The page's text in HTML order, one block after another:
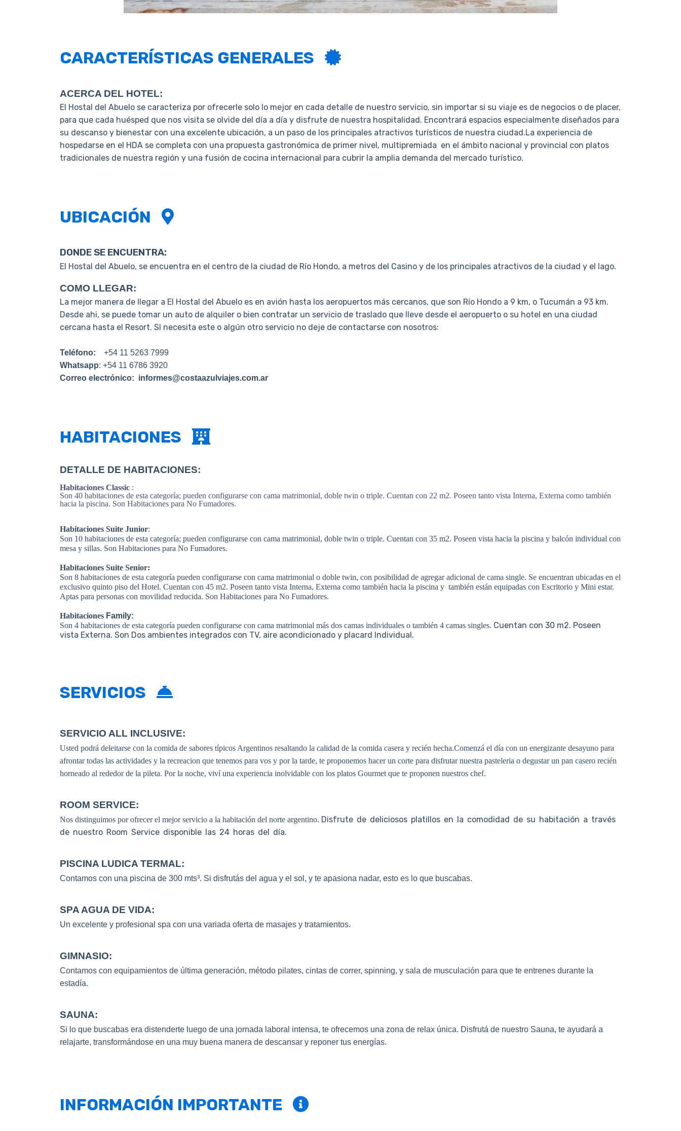
CARACTERÍSTICAS GENERALES
ACERCA DEL HOTEL:
El Hostal del Abuelo se caracteriza por ofrecerle solo lo mejor en cada detalle de nuestro servicio, sin importar si su viaje es de negocios o de placer,
para que cada huésped que nos visita se olvide del día a día y disfrute de nuestra hospitalidad. Encontrará espacios especialmente diseñados para
su descanso y bienestar con una excelente ubicación, a un paso de los principales atractivos turísticos de nuestra ciudad.La experiencia de
hospedarse en el HDA se completa con una propuesta gastronómica de primer nivel, multipremiada en el ámbito nacional y provincial con platos
tradicionales de nuestra región y una fusión de cocina internacional para cubrir la amplia demanda del mercado turístico.
UBICACIÓN
DONDE SE ENCUENTRA:
El Hostal del Abuelo, se encuentra en el centro de la ciudad de Río Hondo, a metros del Casino y de los principales atractivos de la ciudad y el lago.
COMO LLEGAR:
La mejor manera de llegar a El Hostal del Abuelo es en avión hasta los aeropuertos más cercanos, que son Río Hondo a 9 km, o Tucumán a 93 km.
Desde ahi, se puede tomar un auto de alquiler o bien contratar un servicio de traslado que lleve desde el aeropuerto o su hotel en una ciudad
cercana hasta el Resort. SI necesita este o algún otro servicio no deje de contactarse con nosotros:
Teléfono:
+54 11 5263 7999
Whatsapp: +54 11 6786 3920
Correo electrónico: informes@costaazulviajes.com.ar
HABITACIONES
DETALLE DE HABITACIONES:
Habitaciones Classic :
Son 40 habitaciones de esta categoría; pueden configurarse con cama matrimonial, doble twin o triple. Cuentan con 22 m2. Poseen tanto vista Interna, Externa como también
hacia la piscina. Son Habitaciones para No Fumadores.
Habitaciones Suite Junior:
Son 10 habitaciones de esta categoría; pueden configurarse con cama matrimonial, doble twin o triple. Cuentan con 35 m2. Poseen vista hacia la piscina y balcón individual con
mesa y sillas. Son Habitaciones para No Fumadores.
Habitaciones Suite Senior:
Son 8 habitaciones de esta categoría pueden configurarse con cama matrimonial o doble twin, con posibilidad de agregar adicional de cama single. Se encuentran ubicadas en el
exclusivo quinto piso del Hotel. Cuentan con 45 m2. Poseen tanto vista Interna, Externa como también hacia la piscina y también están equipadas con Escritorio y Mini estar.
Aptas para personas con movilidad reducida. Son Habitaciones para No Fumadores.
Habitaciones Family:
Son 4 habitaciones de esta categoría pueden configurarse con cama matrimonial más dos camas individuales o también 4 camas singles. Cuentan con 30 m2. Poseen
vista Externa. Son Dos ambientes integrados con TV, aire acondicionado y placard Individual.
SERVICIOS
SERVICIO ALL INCLUSIVE:
Usted podrá deleitarse con la comida de sabores típicos Argentinos resaltando la calidad de la comida casera y recién hecha.Comenzá el día con un energizante desayuno para
afrontar todas las actividades y la recreacion que tenemos para vos y por la tarde, te proponemos hacer un corte para disfrutar nuestra pasteleria o degustar un pan casero recién
horneado al rededor de la pileta. Por la noche, viví una experiencia inolvidable con los platos Gourmet que te proponen nuestros chef.
ROOM SERVICE:
Nos distinguimos por ofrecer el mejor servicio a la habitación del norte argentino. Disfrute de deliciosos platillos en la comodidad de su habitación a través
de nuestro Room Service disponible las 24 horas del día.
PISCINA LUDICA TERMAL:
Contamos con una piscina de 300 mts³. Si disfrutás del agua y el sol, y te apasiona nadar, esto es lo que buscabas.
SPA AGUA DE VIDA:
Un excelente y profesional spa con una variada oferta de masajes y tratamientos.
GIMNASIO:
Contamos con equipamientos de última generación, método pilates, cintas de correr, spinning, y sala de musculación para que te entrenes durante la
estadía.
SAUNA:
Si lo que buscabas era distenderte luego de una jornada laboral intensa, te ofrecemos una zona de relax única. Disfrutá de nuestro Sauna, te ayudará a
relajarte, transformándose en una muy buena manera de descansar y reponer tus energías.
INFORMACIÓN IMPORTANTE